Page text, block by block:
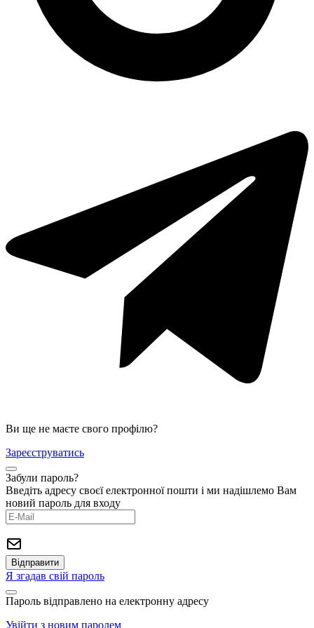
Контейнери з фольги купити
Ви ще не маєте свого профілю?
Зареєструватись
Забули пароль?
Введіть адресу своєї електронної пошти і ми надішлемо Вам
новий пароль для входу
Я згадав свій пароль
Пароль відправлено на електронну адресу
Увійти з новим паролем